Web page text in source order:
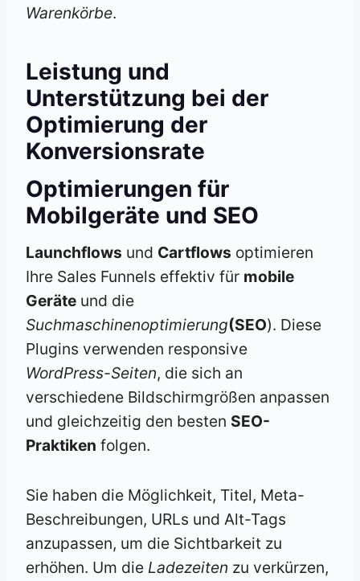
Warenkörbe.
Leistung und
Unterstützung bei der
Optimierung der
Konversionsrate
Optimierungen für
Mobilgeräte und SEO
Launchflows und Cartflows optimieren
Ihre Sales Funnels effektiv für mobile
Geräte und die
Suchmaschinenoptimierung(SEO). Diese
Plugins verwenden responsive
WordPress-Seiten, die sich an
verschiedene Bildschirmgrößen anpassen
und gleichzeitig den besten SEO-
Praktiken folgen.
Sie haben die Möglichkeit, Titel, Meta-
Beschreibungen, URLs und Alt-Tags
anzupassen, um die Sichtbarkeit zu
erhöhen. Um die Ladezeiten zu verkürzen,